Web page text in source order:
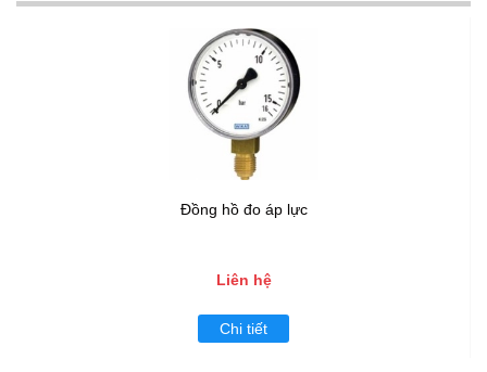
Đồng hồ đo áp lực
Liên hệ
Chi tiết